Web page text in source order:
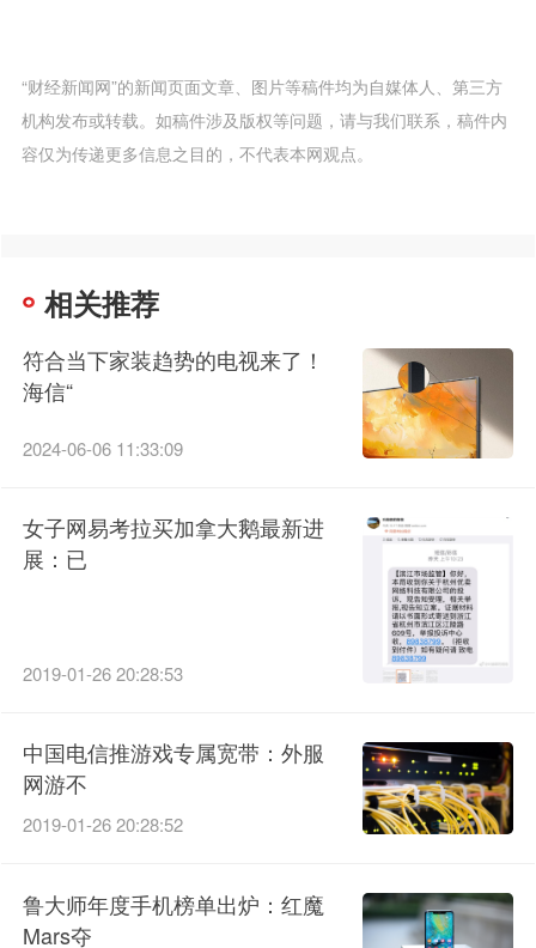
“财经新闻网”的新闻页面文章、图片等稿件均为自媒体人、第三方
机构发布或转载。如稿件涉及版权等问题，请与我们联系，稿件内
容仅为传递更多信息之目的，不代表本网观点。
相关推荐
符合当下家装趋势的电视来了！
海信“
2024-06-06 11:33:09
女子网易考拉买加拿大鹅最新进
展：已
2019-01-26 20:28:53
中国电信推游戏专属宽带：外服
网游不
2019-01-26 20:28:52
鲁大师年度手机榜单出炉：红魔
Mars夺